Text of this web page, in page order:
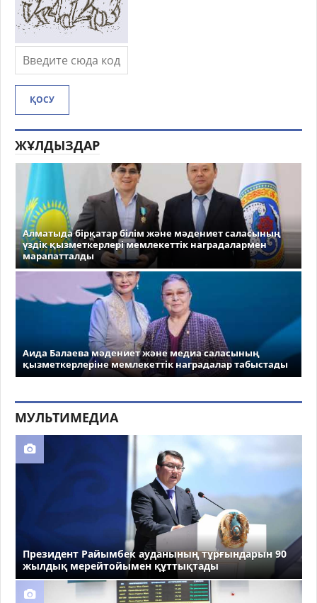
ҚОСУ
ЖҰЛДЫЗДАР
Алматыда бірқатар білім және мәдениет саласының
үздік қызметкерлері мемлекеттік наградалармен
марапатталды
Аида Балаева мәдениет және медиа саласының
қызметкерлеріне мемлекеттік наградалар табыстады
МУЛЬТИМЕДИА
Президент Райымбек ауданының тұрғындарын 90
жылдық мерейтойымен құттықтады